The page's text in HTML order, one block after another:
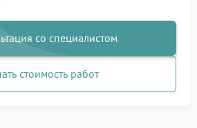
со специалистом
стоимость работ